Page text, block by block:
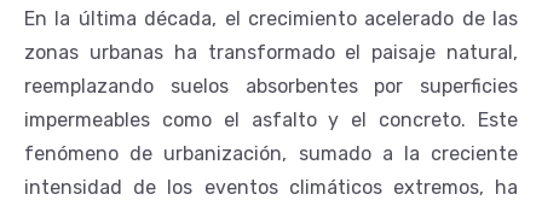
En la última década, el crecimiento acelerado de las
zonas urbanas ha transformado el paisaje natural,
reemplazando suelos absorbentes por superficies
impermeables como el asfalto y el concreto. Este
fenómeno de urbanización, sumado a la creciente
intensidad de los eventos climáticos extremos, ha